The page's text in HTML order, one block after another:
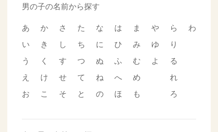
男の子の名前から探す
あ
い
う
え
お
か
き
く
け
こ
さ
し
す
せ
そ
た
ち
つ
て
と
な
に
ぬ
ね
の
は
ひ
ふ
へ
ほ
ま
み
む
め
も
や
ゆ
よ
ら
り
る
れ
ろ
わ